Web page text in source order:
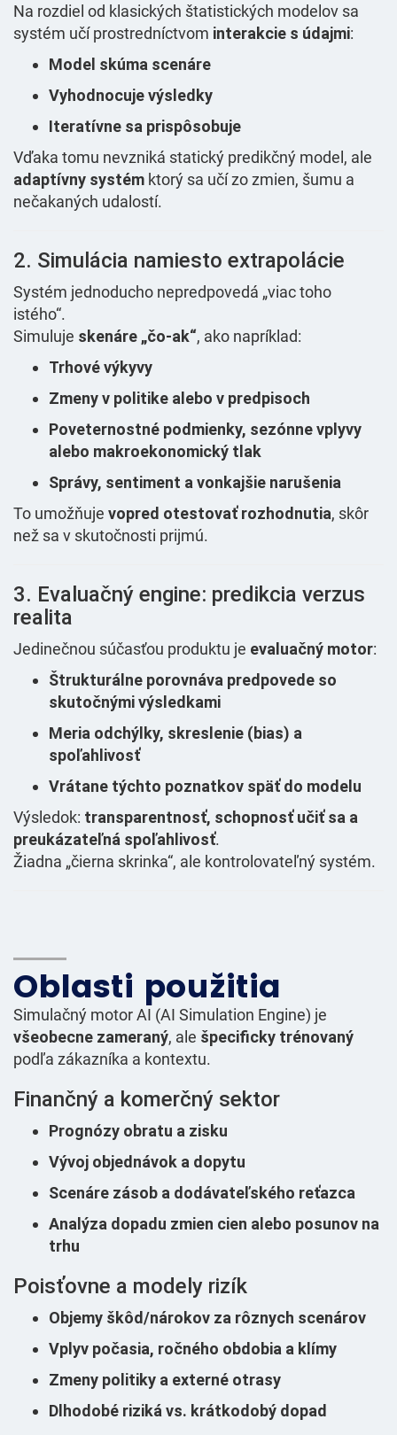
Na rozdiel od klasických štatistických modelov sa
systém učí prostredníctvom interakcie s údajmi:
Model skúma scenáre
Vyhodnocuje výsledky
Iteratívne sa prispôsobuje
Vďaka tomu nevzniká statický predikčný model, ale
adaptívny systém ktorý sa učí zo zmien, šumu a
nečakaných udalostí.
2. Simulácia namiesto extrapolácie
Systém jednoducho nepredpovedá „viac toho
istého“.
Simuluje skenáre „čo-ak“, ako napríklad:
Trhové výkyvy
Zmeny v politike alebo v predpisoch
Poveternostné podmienky, sezónne vplyvy
alebo makroekonomický tlak
Správy, sentiment a vonkajšie narušenia
To umožňuje vopred otestovať rozhodnutia, skôr
než sa v skutočnosti prijmú.
3. Evaluačný engine: predikcia verzus
realita
Jedinečnou súčasťou produktu je evaluačný motor:
Štrukturálne porovnáva predpovede so
skutočnými výsledkami
Meria odchýlky, skreslenie (bias) a
spoľahlivosť
Vrátane týchto poznatkov späť do modelu
Výsledok: transparentnosť, schopnosť učiť sa a
preukázateľná spoľahlivosť.
Žiadna „čierna skrinka“, ale kontrolovateľný systém.
Oblasti použitia
Simulačný motor AI (AI Simulation Engine) je
všeobecne zameraný, ale špecificky trénovaný
podľa zákazníka a kontextu.
Finančný a komerčný sektor
Prognózy obratu a zisku
Vývoj objednávok a dopytu
Scenáre zásob a dodávateľského reťazca
Analýza dopadu zmien cien alebo posunov na
trhu
Poisťovne a modely rizík
Objemy škôd/nárokov za rôznych scenárov
Vplyv počasia, ročného obdobia a klímy
Zmeny politiky a externé otrasy
Dlhodobé riziká vs. krátkodobý dopad